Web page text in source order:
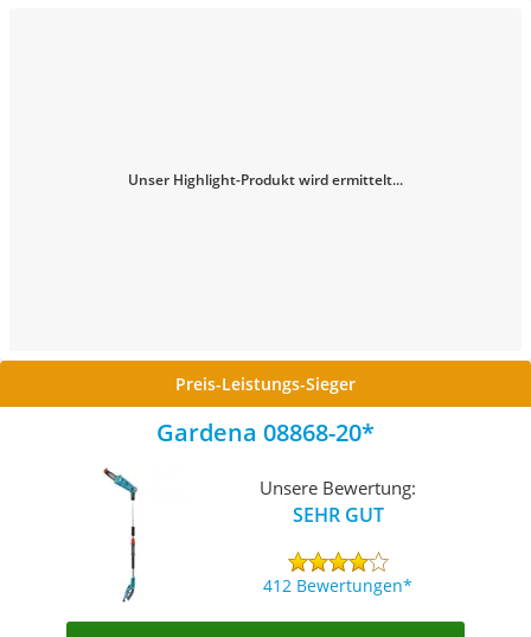
Unser Highlight-Produkt wird ermittelt...
Preis-Leistungs-Sieger
Gardena 08868-20
Unsere Bewertung:
SEHR GUT
412 Bewertungen